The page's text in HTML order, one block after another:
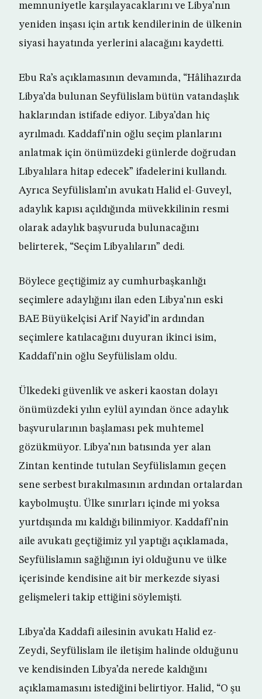
memnuniyetle karşılayacaklarını ve Libya’nın
yeniden inşası için artık kendilerinin de ülkenin
siyasi hayatında yerlerini alacağını kaydetti.
Ebu Ra’s açıklamasının devamında, “Hâlihazırda
Libya’da bulunan Seyfülislam bütün vatandaşlık
haklarından istifade ediyor. Libya’dan hiç
ayrılmadı. Kaddafi’nin oğlu seçim planlarını
anlatmak için önümüzdeki günlerde doğrudan
Libyalılara hitap edecek” ifadelerini kullandı.
Ayrıca Seyfülislam’ın avukatı Halid el-Guveyl,
adaylık kapısı açıldığında müvekkilinin resmi
olarak adaylık başvuruda bulunacağını
belirterek, “Seçim Libyalıların” dedi.
Böylece geçtiğimiz ay cumhurbaşkanlığı
seçimlere adaylığını ilan eden Libya’nın eski
BAE Büyükelçisi Arif Nayid’in ardından
seçimlere katılacağını duyuran ikinci isim,
Kaddafi’nin oğlu Seyfülislam oldu.
Ülkedeki güvenlik ve askeri kaostan dolayı
önümüzdeki yılın eylül ayından önce adaylık
başvurularının başlaması pek muhtemel
gözükmüyor. Libya’nın batısında yer alan
Zintan kentinde tutulan Seyfülislamın geçen
sene serbest bırakılmasının ardından ortalardan
kaybolmuştu. Ülke sınırları içinde mi yoksa
yurtdışında mı kaldığı bilinmiyor. Kaddafi’nin
aile avukatı geçtiğimiz yıl yaptığı açıklamada,
Seyfülislamın sağlığının iyi olduğunu ve ülke
içerisinde kendisine ait bir merkezde siyasi
gelişmeleri takip ettiğini söylemişti.
Libya’da Kaddafi ailesinin avukatı Halid ez-
Zeydi, Seyfülislam ile iletişim halinde olduğunu
ve kendisinden Libya’da nerede kaldığını
açıklamamasını istediğini belirtiyor. Halid, “O şu